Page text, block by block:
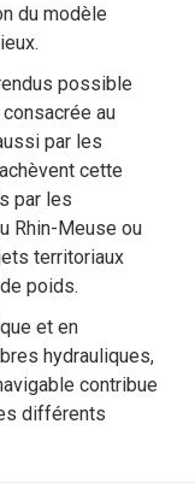
du modèle
possible
au
par les
cette
par les
Rhin-Meuse ou
territoriaux
poids.
et en
hydrauliques,
contribue
différents